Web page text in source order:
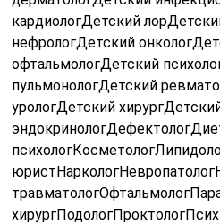
кардиологДетский
нефрологДетский
офтальмологДетский
пульмонологДетский
урологДетский